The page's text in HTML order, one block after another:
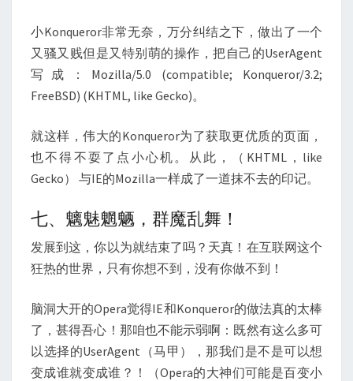
小Konqueror非常无奈，万分纠结之下，做出了一个
又骚又贱但是又特别萌的操作，把自己的UserAgent
写成：Mozilla/5.0 (compatible; Konqueror/3.2;
FreeBSD) (KHTML, like Gecko)。
就这样，伟大的Konqueror为了获取更优质的页面，
也不得不耍了点小心机。从此，（KHTML，like
Gecko） 与IE的Mozilla一样成了一道抹不去的印记。
七、魑魅魍魉，群魔乱舞！
发展到这，你以为就结束了吗？天真！在互联网这个
狂热的世界，只有你想不到，没有你做不到！
脑洞大开的Opera觉得IE和Konqueror的做法真的太棒
了，甚得吾心！那咱也不能示弱啊：既然有这么多可
以选择的UserAgent（马甲），那我们是不是可以想
变成谁就变成谁？！（Opera的大神们可能是百变小